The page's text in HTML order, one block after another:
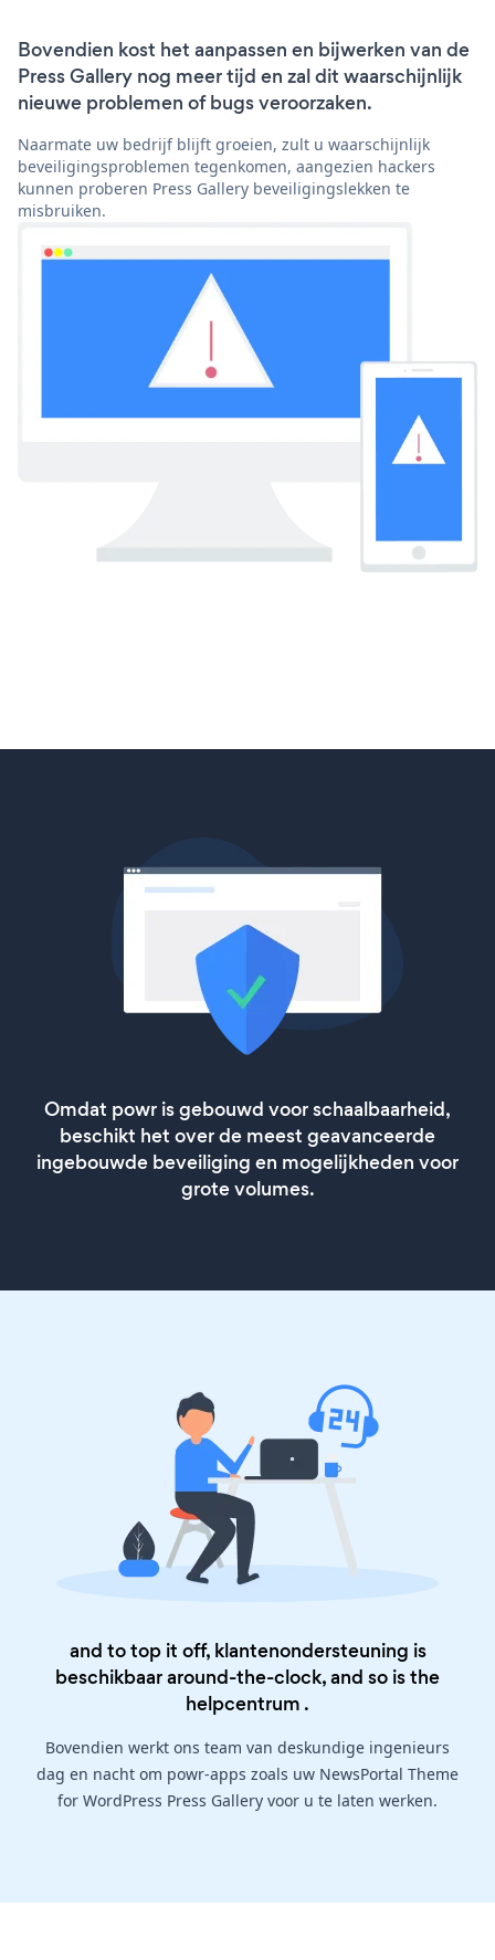
Bovendien kost het aanpassen en bijwerken van de
Press Gallery nog meer tijd en zal dit waarschijnlijk
nieuwe problemen of bugs veroorzaken.
Naarmate uw bedrijf blijft groeien, zult u waarschijnlijk
beveiligingsproblemen tegenkomen, aangezien hackers
kunnen proberen Press Gallery beveiligingslekken te
misbruiken.
Omdat powr is gebouwd voor schaalbaarheid,
beschikt het over de meest geavanceerde
ingebouwde beveiliging en mogelijkheden voor
grote volumes.
and to top it off, klantenondersteuning is
beschikbaar around-the-clock, and so is the
helpcentrum .
Bovendien werkt ons team van deskundige ingenieurs
dag en nacht om powr-apps zoals uw NewsPortal Theme
for WordPress Press Gallery voor u te laten werken.